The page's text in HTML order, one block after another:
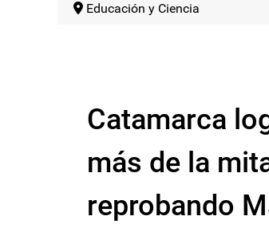
Educación y Ciencia
Catamarca
más de la
reprobando